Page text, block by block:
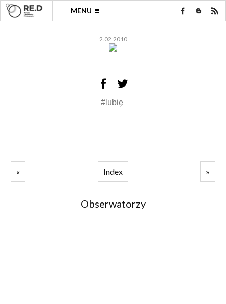
MENU
2.02.2010
#lubię
« Index »
Obserwatorzy